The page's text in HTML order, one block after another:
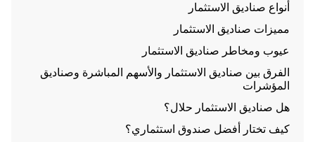
أنواع صناديق الاستثمار
مميزات صناديق الاستثمار
عيوب ومخاطر صناديق الاستثمار
الفرق بين صناديق الاستثمار والأسهم المباشرة وصناديق
المؤشرات
هل صناديق الاستثمار حلال؟
كيف تختار أفضل صندوق استثماري؟